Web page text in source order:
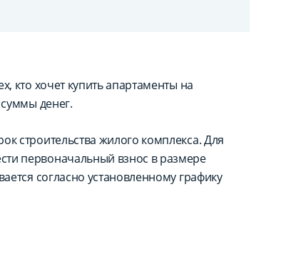
кто хочет купить апартаменты на
денег.
строительства жилого комплекса. Для
первоначальный взнос в размере
согласно установленному графику